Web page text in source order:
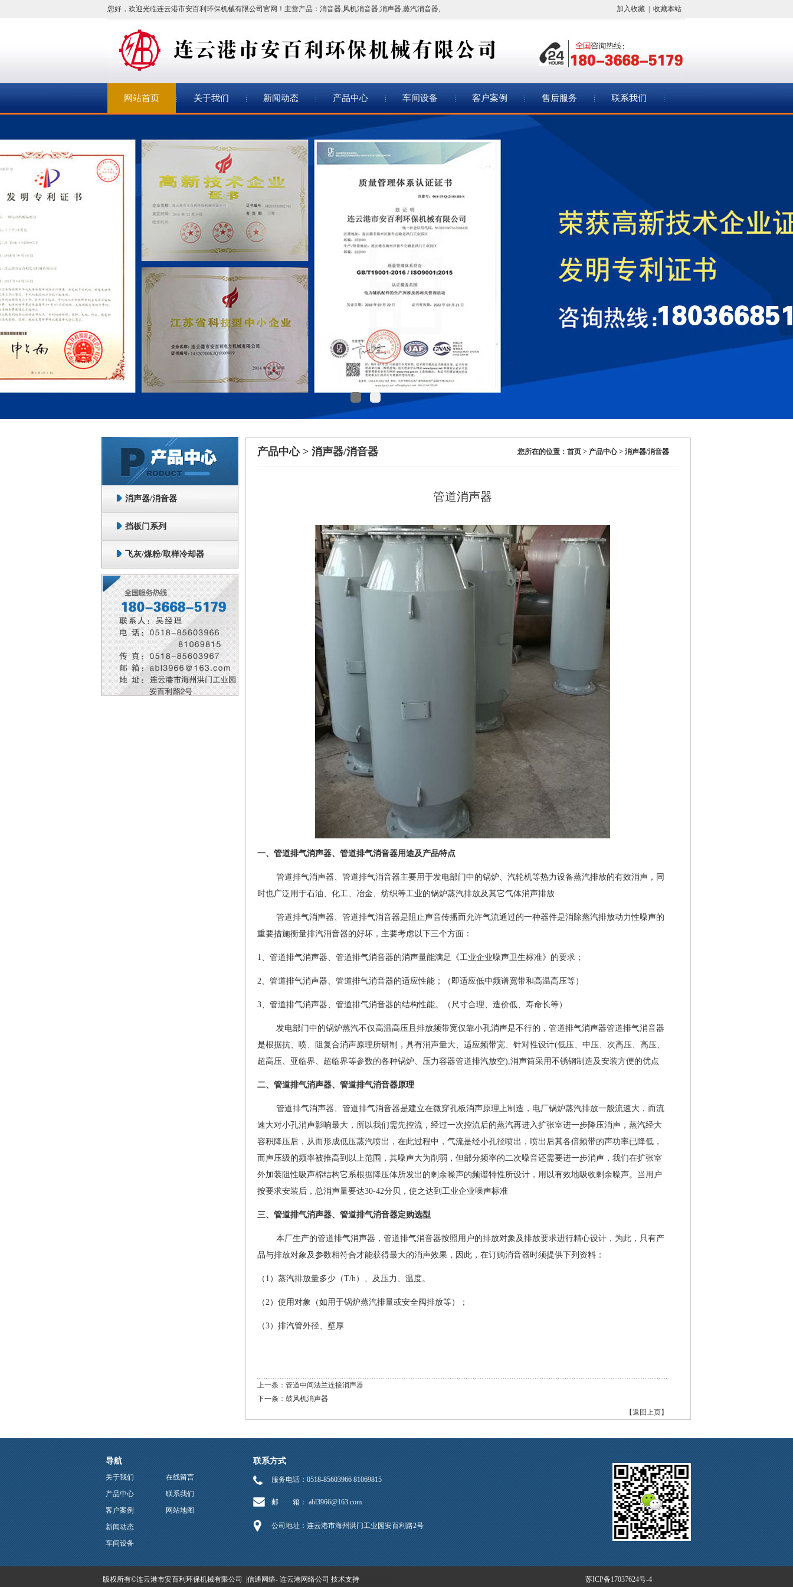
您好，欢迎光临连云港市安百利环保机械有限公司官网！ 主营产品： 消音器,风机消音器,消声器,蒸汽消音器, 加入收藏 收藏本站
网站首页 关于我们 新闻动态 产品中心 车间设备 客户案例 售后服务 联系我们
消声器/消音器
挡板门系列
飞灰/煤粉/取样冷却器
产品中心 > 消声器/消音器 您所在的位置：首页 > 产品中心 > 消声器/消音器
管道消声器
一、管道排气消声器、管道排气消音器用途及产品特点
管道排气消声器、 管道排气消音器主要用于发电部门中的锅炉、汽轮机等热力设备蒸汽排放的有效消声，同
时也广泛用于石油、化工、冶金、纺织等工业的锅炉蒸汽排放及其它气体消声排放
管道排气消声器、管道排气消音器是阻止声音传播而允许气流通过的一种器件是消除蒸汽排放动力性噪声的
重要措施衡量排汽消音器的好坏，主要考虑以下三个方面：
1、管道排气消声器、管道排气消音器的消声量能满足《工业企业噪声卫生标准》的要求；
2、管道排气消声器、管道排气消音器的适应性能；（即适应低中频谱宽带和高温高压等）
3、管道排气消声器、管道排气消音器的结构性能。（尺寸合理、造价低、寿命长等）
发电部门中的锅炉蒸汽不仅高温高压且排放频带宽仅靠小孔消声是不行的，管道排气消声器管道排气消音器
是根据抗、喷、阻复合消声原理所研制，具有消声量大、适应频带宽、针对性设计(低压、中压、次高压、高压、
超高压、亚临界、超临界等参数的各种锅炉、压力容器管道排汽放空),消声筒采用不锈钢制造及安装方便的优点
二、管道排气消声器、管道排气消音器原理
管道排气消声器、管道排气消音器是建立在微穿孔板消声原理上制造，电厂锅炉蒸汽排放一般流速大，而流
速大对小孔消声影响最大，所以我们需先控流，经过一次控流后的蒸汽再进入扩张室进一步降压消声，蒸汽经大
容积降压后，从而形成低压蒸汽喷出，在此过程中，气流是经小孔径喷出，喷出后其各倍频带的声功率已降低，
而声压级的频率被推高到以上范围，其噪声大为削弱，但部分频率的二次噪音还需要进一步消声，我们在扩张室
外加装阻性吸声棉结构它系根据降压体所发出的剩余噪声的频谱特性所设计，用以有效地吸收剩余噪声。当用户
按要求安装后，总消声量要达30-42分贝，使之达到工业企业噪声标准
三、管道排气消声器、管道排气消音器定购选型
本厂生产的管道排气消声器，管道排气消音器按照用户的排放对象及排放要求进行精心设计，为此，只有产
品与排放对象及参数相符合才能获得最大的消声效果，因此，在订购消音器时须提供下列资料：
（1）蒸汽排放量多少（T/h）、 及压力、温度。
（2）使用对象（如用于锅炉蒸汽排量或安全阀排放等）；
（3）排汽管外径、壁厚
上一条： 管道中间法兰连接消声器
下一条： 鼓风机消声器
【返回上页】
导航
关于我们
在线留言
产品中心
联系我们
客户案例
网站地图
新闻动态
车间设备
联系方式
服务电话：0518-85603966 81069815
邮 箱： abl3966@163.com
公司地址：连云港市海州洪门工业园安百利路2号
版权所有©连云港市安百利环保机械有限公司 | 信通网络- 连云港网络公司 技术支持 苏ICP备17037624号-4